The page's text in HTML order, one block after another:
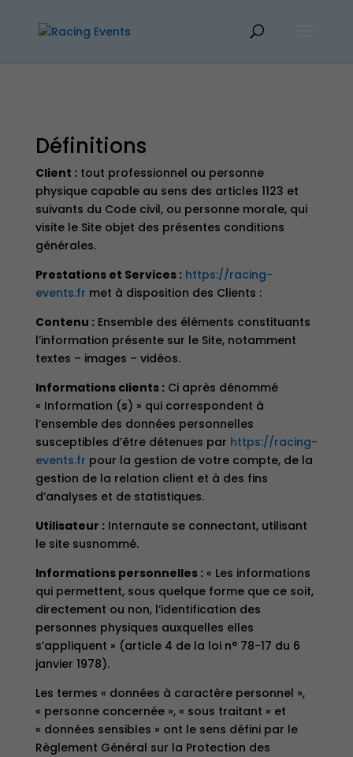
Définitions
Client :tout professionnel ou personne
physique capable au sens des articles 1123 et
suivants du Code civil, ou personne morale, qui
visite le Site objet des présentes conditions
générales.
Prestations et Services : https://racing-
events.fr met à disposition des Clients :
Contenu :Ensemble des éléments constituants
l’information présente sur le Site, notamment
textes – images – vidéos.
Informations clients :Ci après dénommé
« Information (s) » qui correspondent à
l’ensemble des données personnelles
susceptibles d’être détenues par https://racing-
events.fr pour la gestion de votre compte, de la
gestion de la relation client et à des fins
d’analyses et de statistiques.
Utilisateur :Internaute se connectant, utilisant
le site susnommé.
Informations personnelles :« Les informations
qui permettent, sous quelque forme que ce soit,
directement ou non, l’identification des
personnes physiques auxquelles elles
s’appliquent » (article 4 de la loi n° 78-17 du 6
janvier 1978).
Les termes « données à caractère personnel »,
« personne concernée », « sous traitant » et
« données sensibles » ont le sens défini par le
Règlement Général sur la Protection des